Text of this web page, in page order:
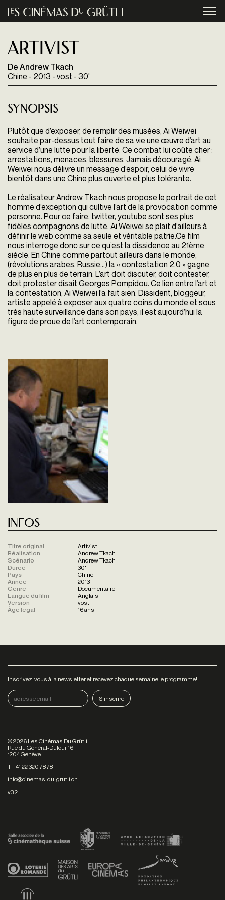
Aller au contenu principal
Artivist
De Andrew Tkach
Chine - 2013 - vost - 30'
Synopsis
Plutôt que d’exposer, de remplir des musées, Ai Weiwei
souhaite par-dessus tout faire de sa vie une œuvre d’art au
service d’une lutte pour la liberté. Ce combat lui coûte cher :
arrestations, menaces, blessures. Jamais découragé, Ai
Weiwei nous délivre un message d’espoir, celui de vivre
bientôt dans une Chine plus ouverte et plus tolérante.
Le réalisateur Andrew Tkach nous propose le portrait de cet
homme d’exception qui cultive l’art de la provocation comme
personne. Pour ce faire, twitter, youtube sont ses plus
fidèles compagnons de lutte. Ai Weiwei se plait d’ailleurs à
définir le web comme sa seule et véritable patrie.Ce film
nous interroge donc sur ce qu’est la dissidence au 21ème
siècle. En Chine comme partout ailleurs dans le monde,
(révolutions arabes, Russie…) la « contestation 2.0 » gagne
de plus en plus de terrain. L’art doit discuter, doit contester,
doit protester disait Georges Pompidou. Ce lien entre l’art et
la contestation, Ai Weiwei l’a fait sien. Dissident, bloggeur,
artiste appelé à exposer aux quatre coins du monde et sous
très haute surveillance dans son pays, il est aujourd’hui la
figure de proue de l’art contemporain.
Infos
Titre original
Artivist
Réalisation
Andrew Tkach
Scénario
Andrew Tkach
Durée
30'
Pays
Chine
Année
2013
Genre
Documentaire
Langue du film
Anglais
Version
vost
Âge légal
16 ans
Inscrivez-vous à la newsletter et recevez chaque semaine le programme!
©2026 Les Cinémas Du Grütli
Rue du Général-Dufour 16
1204 Genève
T +41 22 320 78 78
info@cinemas-du-grutli.ch
v3.2